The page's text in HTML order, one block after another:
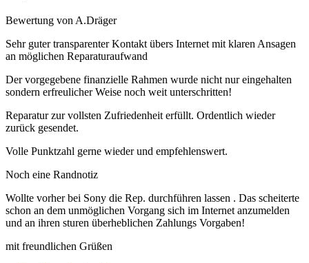
Bewertung von A.Dräger
Sehr guter transparenter Kontakt übers Internet mit klaren Ansagen
an möglichen Reparaturaufwand
Der vorgegebene finanzielle Rahmen wurde nicht nur eingehalten
sondern erfreulicher Weise noch weit unterschritten!
Reparatur zur vollsten Zufriedenheit erfüllt. Ordentlich wieder
zurück gesendet.
Volle Punktzahl gerne wieder und empfehlenswert.
Noch eine Randnotiz
Wollte vorher bei Sony die Rep. durchführen lassen . Das scheiterte
schon an dem unmöglichen Vorgang sich im Internet anzumelden
und an ihren sturen überheblichen Zahlungs Vorgaben!
mit freundlichen Grüßen